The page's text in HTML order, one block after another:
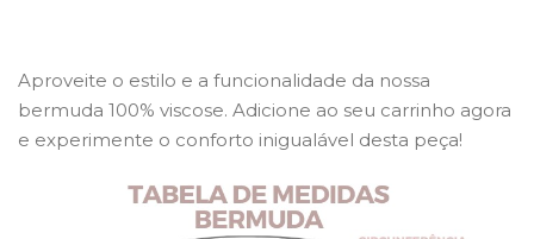
Aproveite o estilo e a funcionalidade da nossa
bermuda 100% viscose. Adicione ao seu carrinho agora
e experimente o conforto inigualável desta peça!